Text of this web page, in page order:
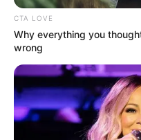
CTA LOVE
Why everything you
wrong